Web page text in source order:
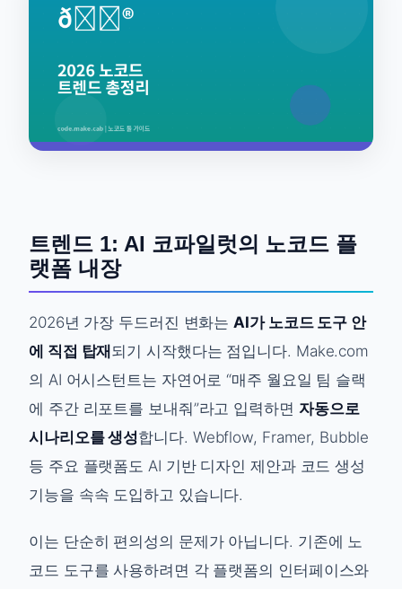
트렌드 1: AI 코파일럿의 노코드 플
랫폼 내장
2026년 가장 두드러진 변화는AI가 노코드 도구 안
에 직접 탑재 되기 시작했다는 점입니다. Make.com
의 AI 어시스턴트는 자연어로 “매주 월요일 팀 슬랙
에 주간 리포트를 보내줘”라고 입력하면 자동으로
시나리오를 생성합니다. Webflow, Framer, Bubble
등 주요 플랫폼도 AI 기반 디자인 제안과 코드 생성
기능을 속속 도입하고 있습니다.
이는 단순히 편의성의 문제가 아닙니다. 기존에 노
코드 도구를 사용하려면 각 플랫폼의 인터페이스와